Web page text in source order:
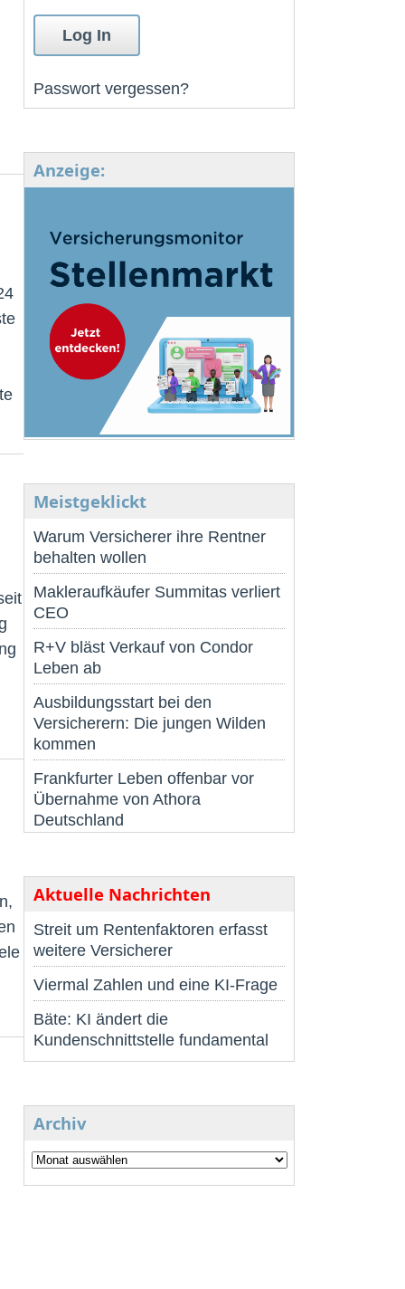
Passwort vergessen?
Anzeige:
Meistgeklickt
Warum Versicherer ihre Rentner
behalten wollen
Makleraufkäufer Summitas verliert
CEO
R+V bläst Verkauf von Condor
Leben ab
Ausbildungsstart bei den
Versicherern: Die jungen Wilden
kommen
Frankfurter Leben offenbar vor
Übernahme von Athora
Deutschland
Aktuelle Nachrichten
Streit um Rentenfaktoren erfasst
weitere Versicherer
Viermal Zahlen und eine KI-Frage
Bäte: KI ändert die
Kundenschnittstelle fundamental
Archiv